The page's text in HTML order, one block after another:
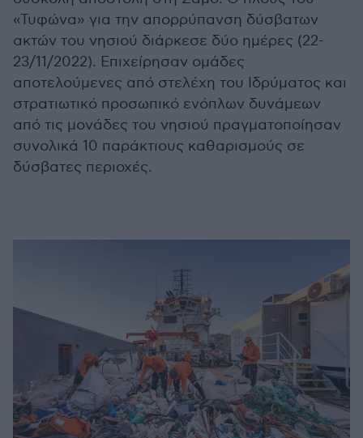
«Τυφώνα» για την απορρύπανση δύσβατων
ακτών του νησιού διάρκεσε δύο ημέρες (22-
23/11/2022). Επιχείρησαν ομάδες
αποτελούμενες από στελέχη του Ιδρύματος και
στρατιωτικό προσωπικό ενόπλων δυνάμεων
από τις μονάδες του νησιού πραγματοποίησαν
συνολικά 10 παράκτιους καθαρισμούς σε
δύσβατες περιοχές.